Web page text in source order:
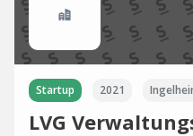
Startup 2021
LVG